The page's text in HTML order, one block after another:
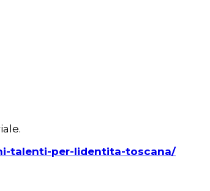
talenti-per-lidentita-toscana/